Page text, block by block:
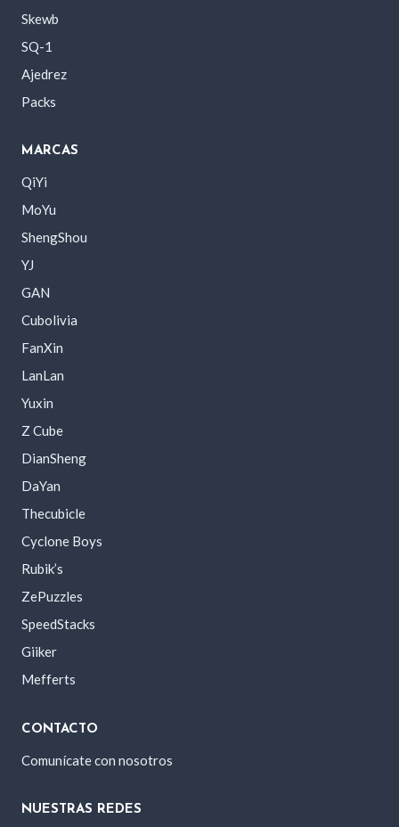
Skewb
SQ-1
Ajedrez
Packs
MARCAS
QiYi
MoYu
ShengShou
YJ
GAN
Cubolivia
FanXin
LanLan
Yuxin
Z Cube
DianSheng
DaYan
Thecubicle
Cyclone Boys
Rubik’s
ZePuzzles
SpeedStacks
Giiker
Mefferts
CONTACTO
Comunícate con nosotros
NUESTRAS REDES